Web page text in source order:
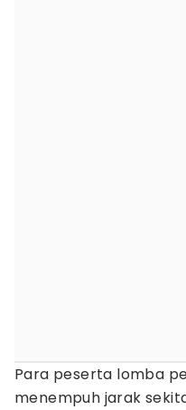
Para peserta lomba
menempuh jarak